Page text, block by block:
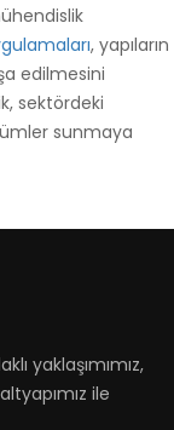
, yapıların
edilmesini
sektördeki
sunmaya
yaklaşımımız,
ile